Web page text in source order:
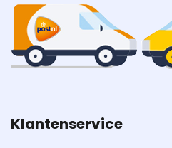
Klantenservice